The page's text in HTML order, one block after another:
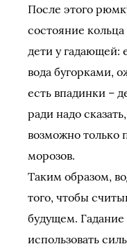
После этого
состояние
дети у гадающей:
вода бугорками,
есть впадинки –
ради надо
возможно только
морозов.
Таким образом,
того, чтобы
будущем. Гадание
использовать